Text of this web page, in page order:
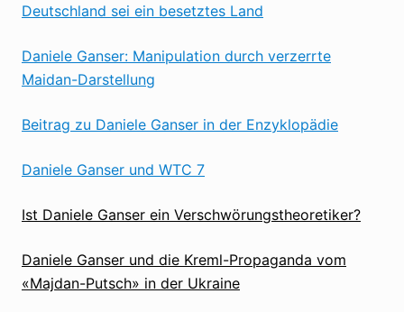
Deutschland sei ein besetztes Land
Daniele Ganser: Manipulation durch verzerrte
Maidan-Darstellung
Beitrag zu Daniele Ganser in der Enzyklopädie
Daniele Ganser und WTC 7
Ist Daniele Ganser ein Verschwörungstheoretiker?
Daniele Ganser und die Kreml-Propaganda vom
«Majdan-Putsch» in der Ukraine